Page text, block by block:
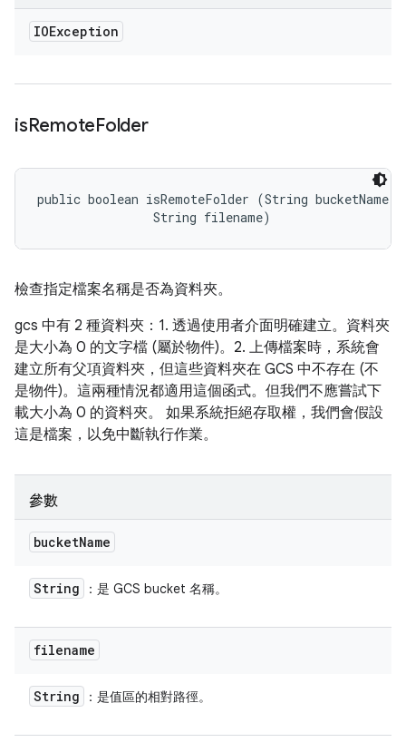
IOException
isRemoteFolder
public boolean isRemoteFolder (String bucketName,
                String filename)
檢查指定檔案名稱是否為資料夾。
gcs 中有 2 種資料夾：1. 透過使用者介面明確建立。資料夾
是大小為 0 的文字檔 (屬於物件)。2. 上傳檔案時，系統會
建立所有父項資料夾，但這些資料夾在 GCS 中不存在 (不
是物件)。這兩種情況都適用這個函式。但我們不應嘗試下
載大小為 0 的資料夾。 如果系統拒絕存取權，我們會假設
這是檔案，以免中斷執行作業。
參數
bucketName
String ：是 GCS bucket 名稱。
filename
String ：是值區的相對路徑。